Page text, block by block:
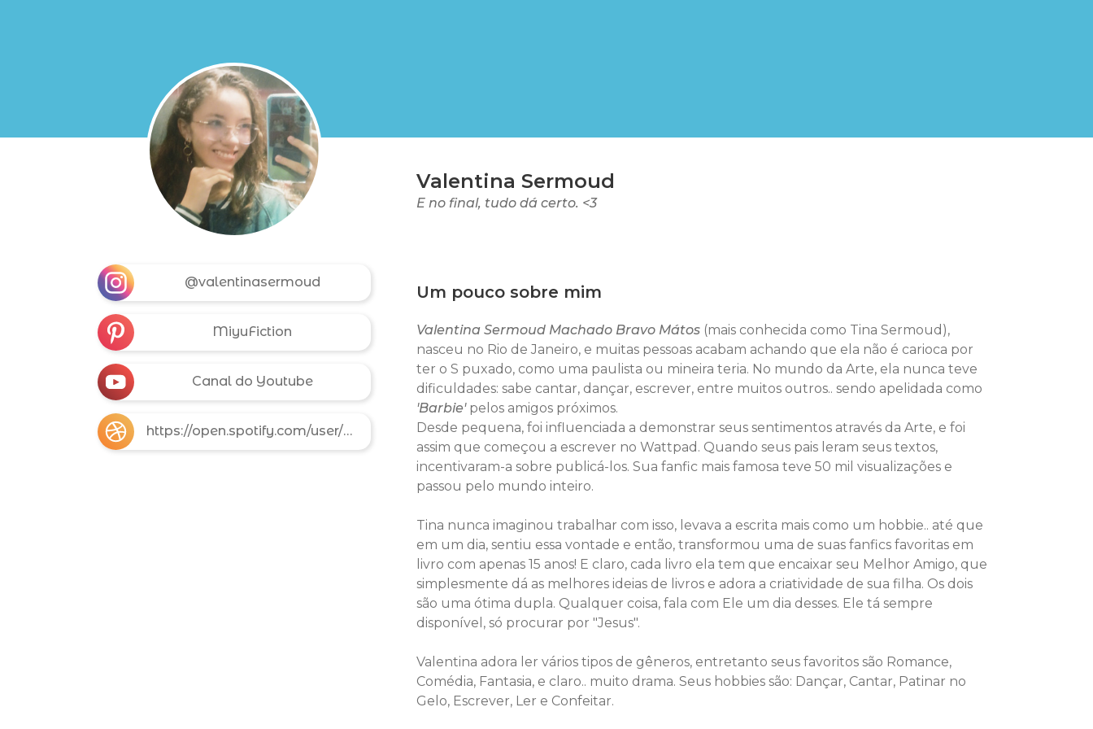
@valentinasermoud
MiyuFiction
Canal do Youtube
https://open.spotify.com/user/31fiz6utoht33ffkdi4fsy3oa2nu
Valentina Sermoud
E no final, tudo dá certo. <3
Um pouco sobre mim
Valentina Sermoud Machado Bravo Mátos(mais conhecida como Tina Sermoud),
nasceu no Rio de Janeiro, e muitas pessoas acabam achando que ela não é carioca por
ter o S puxado, como uma paulista ou mineira teria. No mundo da Arte, ela nunca teve
dificuldades: sabe cantar, dançar, escrever, entre muitos outros.. sendo apelidada como
'Barbie' pelos amigos próximos.
Desde pequena, foi influenciada a demonstrar seus sentimentos através da Arte, e foi
assim que começou a escrever no Wattpad. Quando seus pais leram seus textos,
incentivaram-a sobre publicá-los. Sua fanfic mais famosa teve 50 mil visualizações e
passou pelo mundo inteiro.
Tina nunca imaginou trabalhar com isso, levava a escrita mais como um hobbie.. até que
em um dia, sentiu essa vontade e então, transformou uma de suas fanfics favoritas em
livro com apenas 15 anos! E claro, cada livro ela tem que encaixar seu Melhor Amigo, que
simplesmente dá as melhores ideias de livros e adora a criatividade de sua filha. Os dois
são uma ótima dupla. Qualquer coisa, fala com Ele um dia desses. Ele tá sempre
disponível, só procurar por "Jesus".
Valentina adora ler vários tipos de gêneros, entretanto seus favoritos são Romance,
Comédia, Fantasia, e claro.. muito drama. Seus hobbies são: Dançar, Cantar, Patinar no
Gelo, Escrever, Ler e Confeitar.